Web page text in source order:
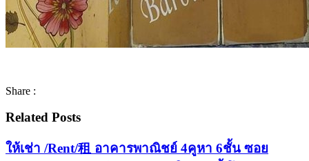
Share :
Related Posts
ให้เช่า /Rent/租 อาคารพาณิชย์ 4คูหา 6ชั้น ซอย